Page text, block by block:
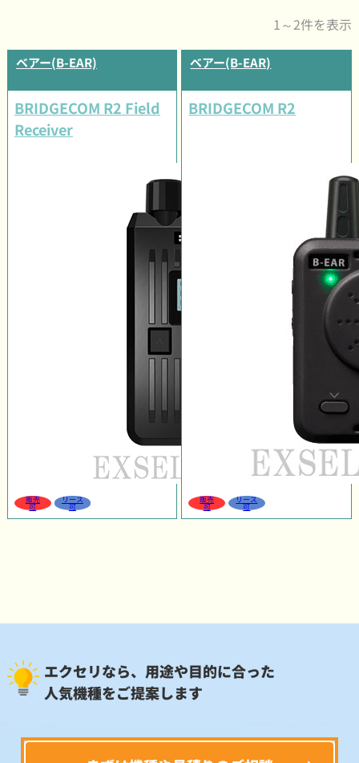
1～2件を表示
ベアー(B-EAR)
BRIDGECOM R2 Field
Receiver
販売
可
リース
可
ベアー(B-EAR)
BRIDGECOM R2
販売
可
リース
可
エクセリなら、用途や目的に合った
人気機種をご提案します